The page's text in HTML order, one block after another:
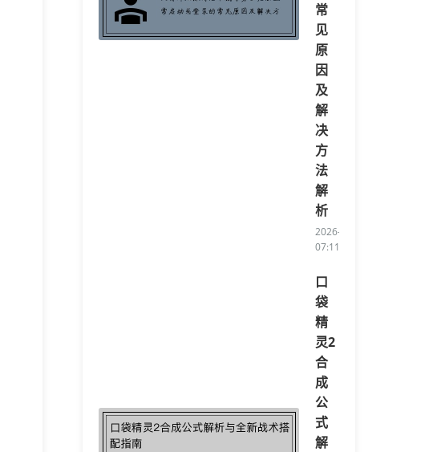
常
见
原
因
及
解
决
方
法
解
析
2026-08-04
07:11:20/li>
口
袋
精
灵2
合
成
公
式
解